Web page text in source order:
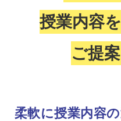
留学
留
スタ
授業内容
ご提
柔軟に授業内容